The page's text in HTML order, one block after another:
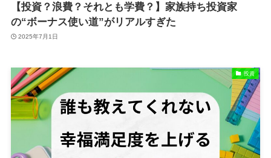
【投資？浪費？それとも学費？】家族持ち投資家
の“ボーナス使い道”がリアルすぎた
2025年7月1日
投資